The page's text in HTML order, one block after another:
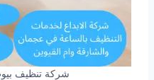
شركة تنظيف